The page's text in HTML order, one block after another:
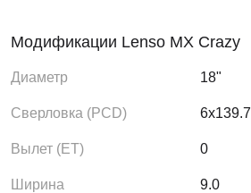
Модификации Lenso MX Crazy
Диаметр 18"
Сверловка (PCD) 6x139.7
Вылет (ЕТ) 0
Ширина 9.0